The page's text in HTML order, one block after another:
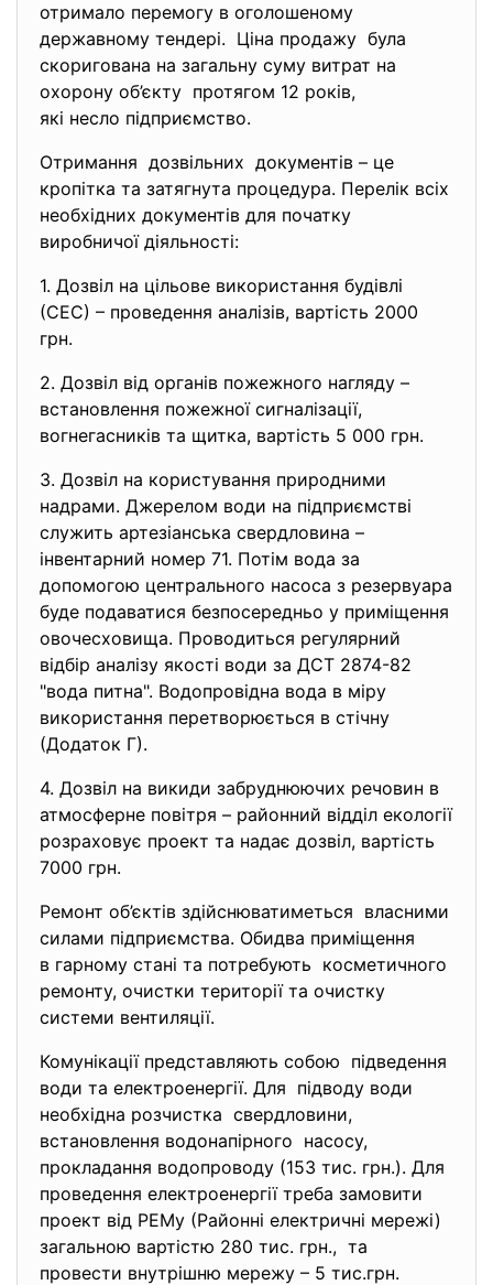
отримало перемогу в оголошеному
державному тендері. Ціна продажу була
скоригована на загальну суму витрат на
охорону об’єкту протягом 12 років,
які несло підприємство.
Отримання дозвільних документів – це
кропітка та затягнута процедура. Перелік всіх
необхідних документів для початку
виробничої діяльності:
1. Дозвіл на цільове використання будівлі
(СЕС) – проведення аналізів, вартість 2000
грн.
2. Дозвіл від органів пожежного нагляду –
встановлення пожежної сигналізації,
вогнегасників та щитка, вартість 5 000 грн.
3. Дозвіл на користування природними
надрами. Джерелом води на підприємстві
служить артезіанська свердловина –
інвентарний номер 71. Потім вода за
допомогою центрального насоса з резервуара
буде подаватися безпосередньо у приміщення
овочесховища. Проводиться регулярний
відбір аналізу якості води за ДСТ 2874-82
"вода питна". Водопровідна вода в міру
використання перетворюється в стічну
(Додаток Г).
4. Дозвіл на викиди забруднюючих речовин в
атмосферне повітря – районний відділ екології
розраховує проект та надає дозвіл, вартість
7000 грн.
Ремонт об’єктів здійснюватиметься власними
силами підприємства. Обидва приміщення
в гарному стані та потребують косметичного
ремонту, очистки території та очистку
системи вентиляції.
Комунікації представляють собою підведення
води та електроенергії. Для підводу води
необхідна розчистка свердловини,
встановлення водонапірного насосу,
прокладання водопроводу (153 тис. грн.). Для
проведення електроенергії треба замовити
проект від РЕМу (Районні електричні мережі)
загальною вартістю 280 тис. грн., та
провести внутрішню мережу – 5 тис.грн.